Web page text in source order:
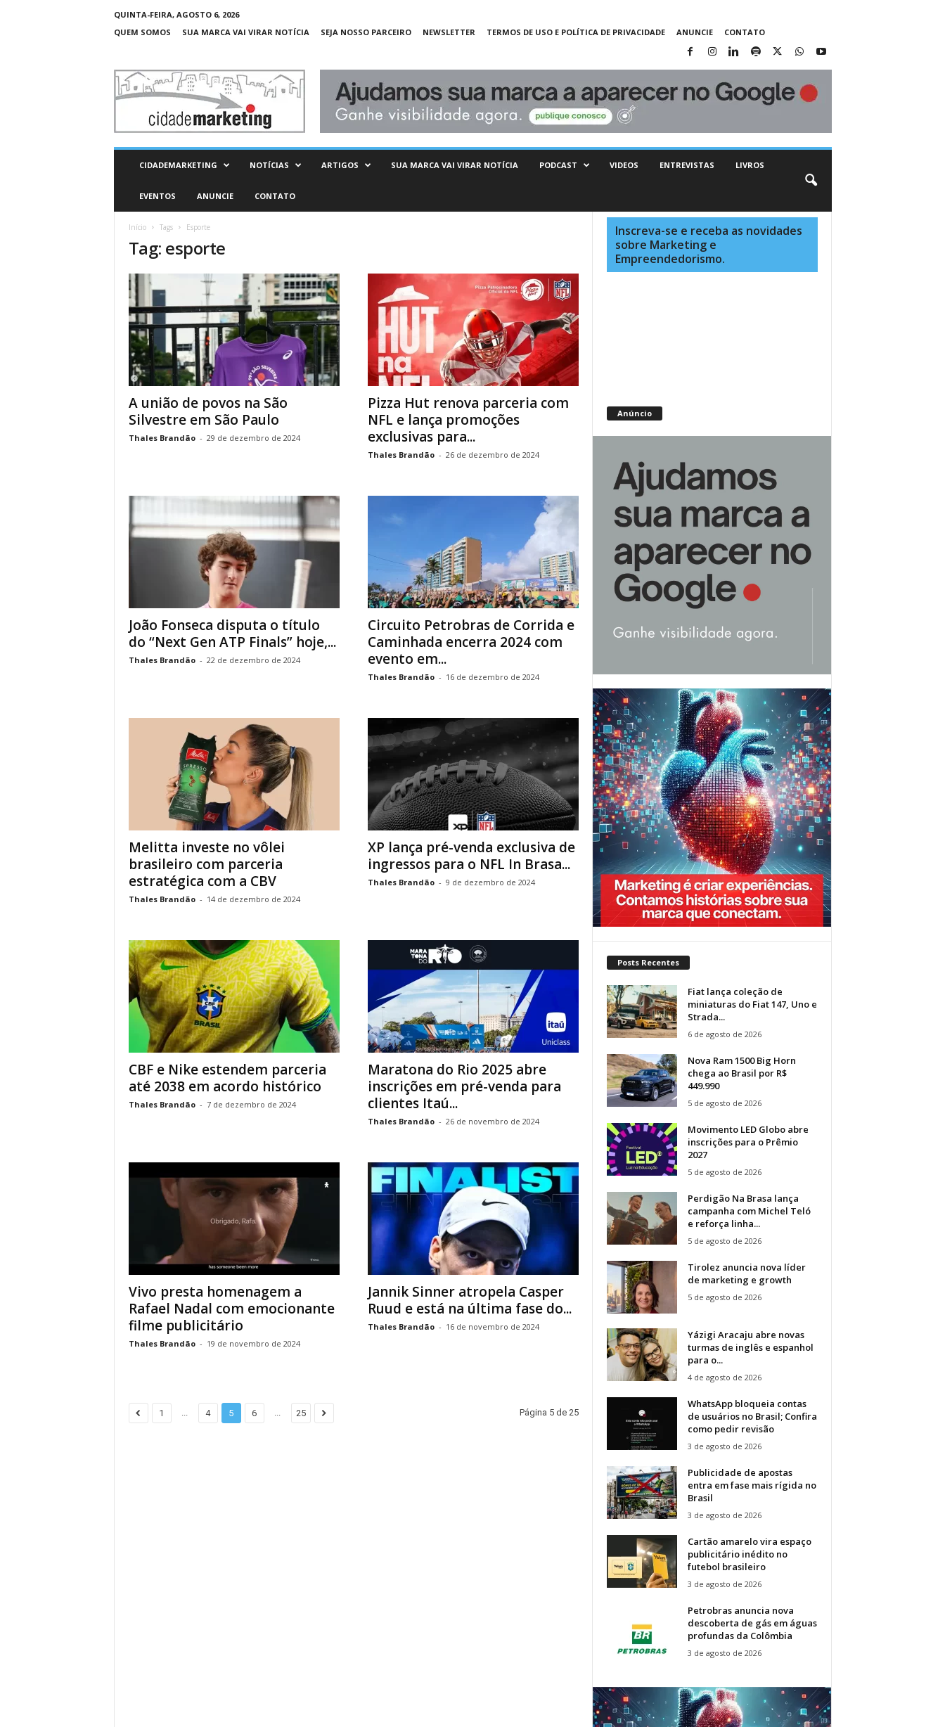
QUINTA-FEIRA, AGOSTO 6, 2026
QUEM SOMOS
SUA MARCA VAI VIRAR NOTÍCIA SEJA NOSSO PARCEIRO NEWSLETTER TERMOS DE USO E POLÍTICA DE PRIVACIDADE ANUNCIE CONTATO
C
d
CIDADEMARKETING NOTÍCIAS ARTIGOS SUA MARCA VAI VIRAR NOTÍCIA PODCAST VIDEOS ENTREVISTAS LIVROS
EVENTOS ANUNCIE CONTATO
Início Tags Esporte
Tag: esporte
A união de povos na São
Silvestre em São Paulo
Thales Brandão - 29 de dezembro de 2024
Pizza Hut renova parceria com
NFL e lança promoções
exclusivas para...
Thales Brandão - 26 de dezembro de 2024
João Fonseca disputa o título
do “Next Gen ATP Finals” hoje,...
Thales Brandão - 22 de dezembro de 2024
Circuito Petrobras de Corrida e
Caminhada encerra 2024 com
evento em...
Thales Brandão - 16 de dezembro de 2024
Melitta investe no vôlei
brasileiro com parceria
estratégica com a CBV
Thales Brandão - 14 de dezembro de 2024
XP lança pré-venda exclusiva de
ingressos para o NFL In Brasa...
Thales Brandão - 9 de dezembro de 2024
CBF e Nike estendem parceria
até 2038 em acordo histórico
Thales Brandão - 7 de dezembro de 2024
Maratona do Rio 2025 abre
inscrições em pré-venda para
clientes Itaú...
Thales Brandão - 26 de novembro de 2024
Vivo presta homenagem a
Rafael Nadal com emocionante
filme publicitário
Thales Brandão - 19 de novembro de 2024
Jannik Sinner atropela Casper
Ruud e está na última fase do...
Thales Brandão - 16 de novembro de 2024
1 ... 4 5 6 ... 25 Página 5 de 25
Inscreva-se e receba as novidades
sobre Marketing e
Empreendedorismo.
Anúncio
Posts Recentes
Fiat lança coleção de
miniaturas do Fiat 147, Uno e
Strada...
6 de agosto de 2026
Nova Ram 1500 Big Horn
chega ao Brasil por R$
449.990
5 de agosto de 2026
Movimento LED Globo abre
inscrições para o Prêmio
2027
5 de agosto de 2026
Perdigão Na Brasa lança
campanha com Michel Teló
e reforça linha...
5 de agosto de 2026
Tirolez anuncia nova líder
de marketing e growth
5 de agosto de 2026
Yázigi Aracaju abre novas
turmas de inglês e espanhol
para o...
4 de agosto de 2026
WhatsApp bloqueia contas
de usuários no Brasil; Confira
como pedir revisão
3 de agosto de 2026
Publicidade de apostas
entra em fase mais rígida no
Brasil
3 de agosto de 2026
Cartão amarelo vira espaço
publicitário inédito no
futebol brasileiro
3 de agosto de 2026
Petrobras anuncia nova
descoberta de gás em águas
profundas da Colômbia
3 de agosto de 2026